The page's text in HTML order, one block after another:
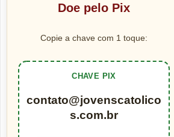
Doe pelo Pix
Copie a chave com 1 toque:
CHAVE PIX
contato@jovenscatolico
s.com.br